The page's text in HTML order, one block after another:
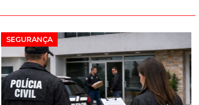
SEGURANÇA